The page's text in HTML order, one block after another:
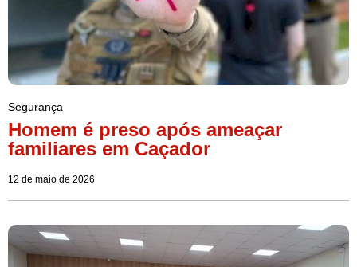
Segurança
Homem é preso após ameaçar
familiares em Caçador
12 de maio de 2026